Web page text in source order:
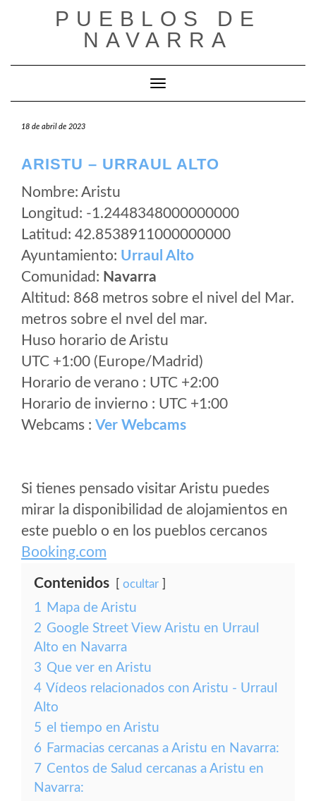
PUEBLOS DE
NAVARRA
Cambiar modo de navegación
18 de abril de 2023
ARISTU – URRAUL ALTO
Nombre: Aristu
Longitud: -1.2448348000000000
Latitud: 42.8538911000000000
Ayuntamiento: Urraul Alto
Comunidad: Navarra
Altitud: 868 metros sobre el nivel del Mar.
metros sobre el nvel del mar.
Huso horario de Aristu
UTC +1:00 (Europe/Madrid)
Horario de verano : UTC +2:00
Horario de invierno : UTC +1:00
Webcams : Ver Webcams
Si tienes pensado visitar Aristu puedes
mirar la disponibilidad de alojamientos en
este pueblo o en los pueblos cercanos
Booking.com
Contenidos ocultar
1 Mapa de Aristu
2 Google Street View Aristu en Urraul
Alto en Navarra
3 Que ver en Aristu
4 Vídeos relacionados con Aristu - Urraul
Alto
5 el tiempo en Aristu
6 Farmacias cercanas a Aristu en Navarra:
7 Centos de Salud cercanas a Aristu en
Navarra: